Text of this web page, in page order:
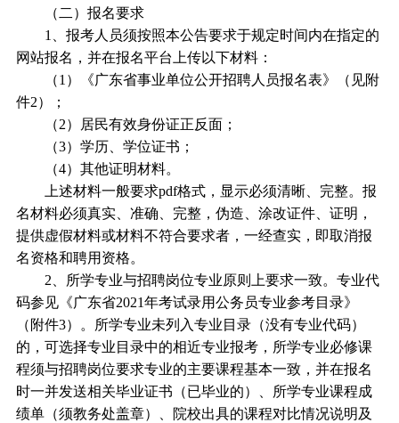
（二）报名要求
1、报考人员须按照本公告要求于规定时间内在指定的
网站报名，并在报名平台上传以下材料：
（1）《广东省事业单位公开招聘人员报名表》（见附
件2）；
（2）居民有效身份证正反面；
（3）学历、学位证书；
（4）其他证明材料。
上述材料一般要求pdf格式，显示必须清晰、完整。报
名材料必须真实、准确、完整，伪造、涂改证件、证明，
提供虚假材料或材料不符合要求者，一经查实，即取消报
名资格和聘用资格。
2、所学专业与招聘岗位专业原则上要求一致。专业代
码参见《广东省2021年考试录用公务员专业参考目录》
（附件3）。所学专业未列入专业目录（没有专业代码）
的，可选择专业目录中的相近专业报考，所学专业必修课
程须与招聘岗位要求专业的主要课程基本一致，并在报名
时一并发送相关毕业证书（已毕业的）、所学专业课程成
绩单（须教务处盖章）、院校出具的课程对比情况说明及